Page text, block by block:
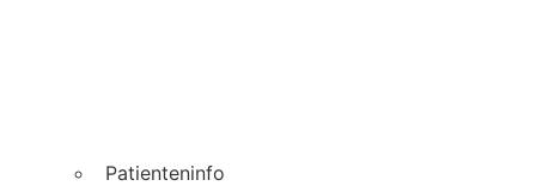
Patienteninfo